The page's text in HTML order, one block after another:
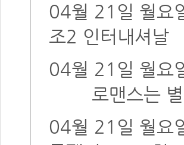
04월 21일 월요
조2 인터내셔날
04월 21일 월요
로맨스는
04월 21일 월요